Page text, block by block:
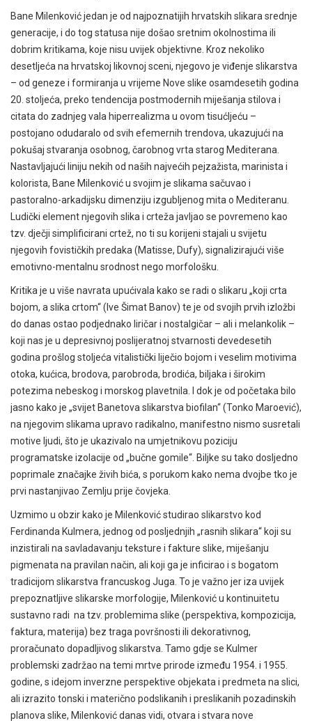
Bane Milenković jedan je od najpoznatijih hrvatskih slikara srednje
generacije, i do tog statusa nije došao sretnim okolnostima ili
dobrim kritikama, koje nisu uvijek objektivne. Kroz nekoliko
desetljeća na hrvatskoj likovnoj sceni, njegovo je viđenje slikarstva
– od geneze i formiranja u vrijeme Nove slike osamdesetih godina
20. stoljeća, preko tendencija postmodernih miješanja stilova i
citata do zadnjeg vala hiperrealizma u ovom tisućljeću –
postojano odudaralo od svih efemernih trendova, ukazujući na
pokušaj stvaranja osobnog, čarobnog vrta starog Mediterana.
Nastavljajući liniju nekih od naših najvećih pejzažista, marinista i
kolorista, Bane Milenković u svojim je slikama sačuvao i
pastoralno-arkadijsku dimenziju izgubljenog mita o Mediteranu.
Ludički element njegovih slika i crteža javljao se povremeno kao
tzv. dječji simplificirani crtež, no ti su korijeni stajali u svijetu
njegovih fovističkih predaka (Matisse, Dufy), signalizirajući više
emotivno-mentalnu srodnost nego morfološku.
Kritika je u više navrata upućivala kako se radi o slikaru „koji crta
bojom, a slika crtom“ (Ive Šimat Banov) te je od svojih prvih izložbi
do danas ostao podjednako liričar i nostalgičar – ali i melankolik –
koji nas je u depresivnoj poslijeratnoj stvarnosti devedesetih
godina prošlog stoljeća vitalistički liječio bojom i veselim motivima
otoka, kućica, brodova, parobroda, brodića, biljaka i širokim
potezima nebeskog i morskog plavetnila. I dok je od početaka bilo
jasno kako je „svijet Banetova slikarstva biofilan“ (Tonko Maroević),
na njegovim slikama upravo radikalno, manifestno nismo susretali
motive ljudi, što je ukazivalo na umjetnikovu poziciju
programatske izolacije od „bučne gomile“. Biljke su tako dosljedno
poprimale značajke živih bića, s porukom kako nema dvojbe tko je
prvi nastanjivao Zemlju prije čovjeka.
Uzmimo u obzir kako je Milenković studirao slikarstvo kod
Ferdinanda Kulmera, jednog od posljednjih „rasnih slikara“ koji su
inzistirali na savladavanju teksture i fakture slike, miješanju
pigmenata na pravilan način, ali koji ga je inficirao i s bogatom
tradicijom slikarstva francuskog Juga. To je važno jer iza uvijek
prepoznatljive slikarske morfologije, Milenković u kontinuitetu
sustavno radi na tzv. problemima slike (perspektiva, kompozicija,
faktura, materija) bez traga površnosti ili dekorativnog,
proračunato dopadljivog slikarstva. Tamo gdje se Kulmer
problemski zadržao na temi mrtve prirode između 1954. i 1955.
godine, s idejom inverzne perspektive objekata i predmeta na slici,
ali izrazito tonski i materično podslikanih i preslikanih pozadinskih
planova slike, Milenković danas vidi, otvara i stvara nove